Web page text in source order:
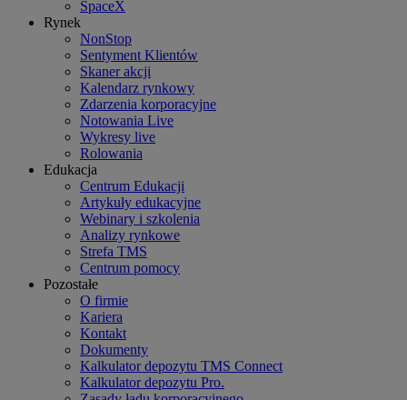
SpaceX
Rynek
NonStop
Sentyment Klientów
Skaner akcji
Kalendarz rynkowy
Zdarzenia korporacyjne
Notowania Live
Wykresy live
Rolowania
Edukacja
Centrum Edukacji
Artykuły edukacyjne
Webinary i szkolenia
Analizy rynkowe
Strefa TMS
Centrum pomocy
Pozostałe
O firmie
Kariera
Kontakt
Dokumenty
Kalkulator depozytu TMS Connect
Kalkulator depozytu Pro.